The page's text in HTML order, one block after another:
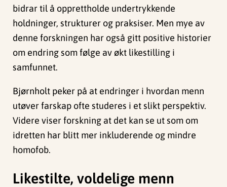
bidrar til å opprettholde undertrykkende
holdninger, strukturer og praksiser. Men mye av
denne forskningen har også gitt positive historier
om endring som følge av økt likestilling i
samfunnet.
Bjørnholt peker på at endringer i hvordan menn
utøver farskap ofte studeres i et slikt perspektiv.
Videre viser forskning at det kan se ut som om
idretten har blitt mer inkluderende og mindre
homofob.
Likestilte, voldelige menn